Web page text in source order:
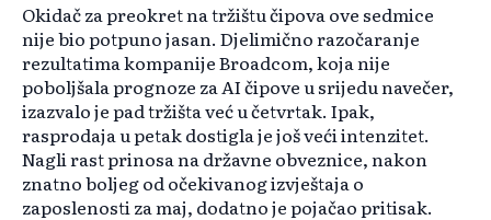
Okidač za preokret na tržištu čipova ove sedmice
nije bio potpuno jasan. Djelimično razočaranje
rezultatima kompanije Broadcom, koja nije
poboljšala prognoze za AI čipove u srijedu navečer,
izazvalo je pad tržišta već u četvrtak. Ipak,
rasprodaja u petak dostigla je još veći intenzitet.
Nagli rast prinosa na državne obveznice, nakon
znatno boljeg od očekivanog izvještaja o
zaposlenosti za maj, dodatno je pojačao pritisak.